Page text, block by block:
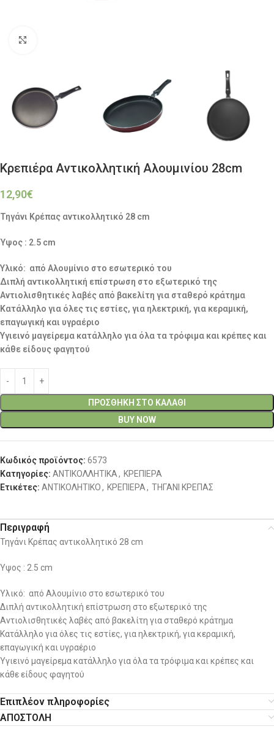
Κρεπιέρα Αντικολλητική Aλουμινίου 28cm
12,90€
Τηγάνι Κρέπας αντικολλητικό 28 cm
Ύψος : 2.5 cm
Υλικό: από Αλουμίνιο στο εσωτερικό του
Διπλή αντικολλητική επίστρωση στο εξωτερικό της
Αντιολισθητικές λαβές από βακελίτη για σταθερό κράτημα
Κατάλληλο για όλες τις εστίες, για ηλεκτρική, για κεραμική,
επαγωγική και υγραέριο
Υγιεινό μαγείρεμα κατάλληλο για όλα τα τρόφιμα και κρέπες και
κάθε είδους φαγητού
ΠΡΟΣΘΉΚΗ ΣΤΟ ΚΑΛΆΘΙ
BUY NOW
Κωδικός προϊόντος: 6573
Κατηγορίες: ΑΝΤΙΚΟΛΛΗΤΙΚΑ, ΚΡΕΠΙΕΡΑ
Ετικέτες: ΑΝΤΙΚΟΛΗΤΙΚΟ, ΚΡΕΠΙΕΡΑ, ΤΗΓΑΝΙ ΚΡΕΠΑΣ
Περιγραφή
Τηγάνι Κρέπας αντικολλητικό 28 cm
Ύψος : 2.5 cm
Υλικό: από Αλουμίνιο στο εσωτερικό του
Διπλή αντικολλητική επίστρωση στο εξωτερικό της
Αντιολισθητικές λαβές από βακελίτη για σταθερό κράτημα
Κατάλληλο για όλες τις εστίες, για ηλεκτρική, για κεραμική,
επαγωγική και υγραέριο
Υγιεινό μαγείρεμα κατάλληλο για όλα τα τρόφιμα και κρέπες και
κάθε είδους φαγητού
Επιπλέον πληροφορίες
ΑΠΟΣΤΟΛΗ